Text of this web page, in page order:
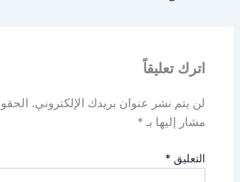
اترك تعليقاً
لن يتم نشر عنوان بريدك الإلكتروني.
مشار إليها بـ*
التعليق*